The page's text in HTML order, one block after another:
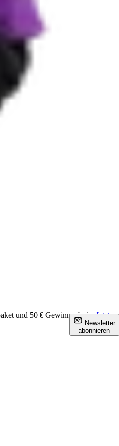
und 50 € Gewinnprämie. Jetzt
Newsletter
abonnieren
×